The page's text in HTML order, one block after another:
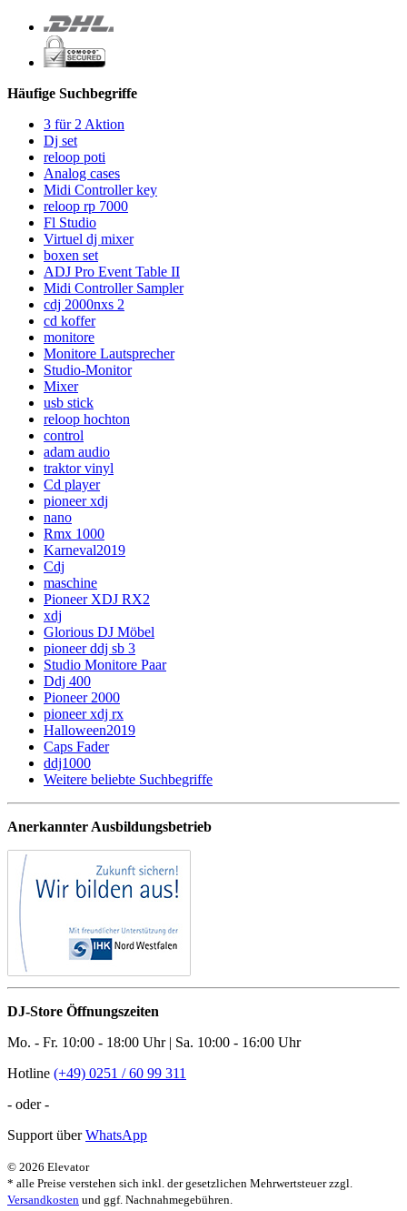
Häufige Suchbegriffe
3 für 2 Aktion
Dj set
reloop poti
Analog cases
Midi Controller key
reloop rp 7000
Fl Studio
Virtuel dj mixer
boxen set
ADJ Pro Event Table II
Midi Controller Sampler
cdj 2000nxs 2
cd koffer
monitore
Monitore Lautsprecher
Studio-Monitor
Mixer
usb stick
reloop hochton
control
adam audio
traktor vinyl
Cd player
pioneer xdj
nano
Rmx 1000
Karneval2019
Cdj
maschine
Pioneer XDJ RX2
xdj
Glorious DJ Möbel
pioneer ddj sb 3
Studio Monitore Paar
Ddj 400
Pioneer 2000
pioneer xdj rx
Halloween2019
Caps Fader
ddj1000
Weitere beliebte Suchbegriffe
Anerkannter Ausbildungsbetrieb
DJ-Store Öffnungszeiten
Mo. - Fr. 10:00 - 18:00 Uhr | Sa. 10:00 - 16:00 Uhr
Hotline (+49) 0251 / 60 99 311
- oder -
Support überWhatsApp
© 2026 Elevator
* alle Preise verstehen sich inkl. der gesetzlichen Mehrwertsteuer zzgl.
Versandkosten und ggf. Nachnahmegebühren.